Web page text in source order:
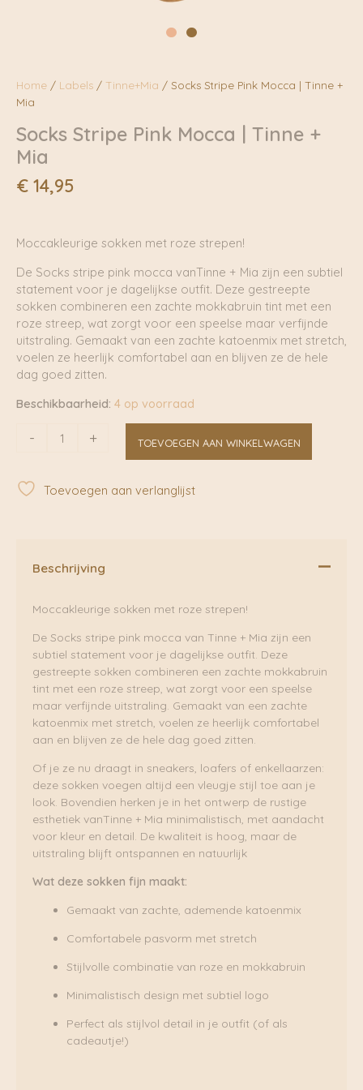
Home / Labels / Tinne+Mia / Socks Stripe Pink Mocca | Tinne +
Mia
Socks Stripe Pink Mocca | Tinne +
Mia
€ 14,95
Moccakleurige sokken met roze strepen!
De Socks stripe pink mocca vanTinne + Mia zijn een subtiel
statement voor je dagelijkse outfit. Deze gestreepte
sokken combineren een zachte mokkabruin tint met een
roze streep, wat zorgt voor een speelse maar verfijnde
uitstraling. Gemaakt van een zachte katoenmix met stretch,
voelen ze heerlijk comfortabel aan en blijven ze de hele
dag goed zitten.
Beschikbaarheid: 4 op voorraad
-
Mocca
aantal
+ TOEVOEGEN AAN WINKELWAGEN
Toevoegen aan verlanglijst
Beschrijving
Moccakleurige sokken met roze strepen!
De Socks stripe pink mocca van Tinne + Mia zijn een
subtiel statement voor je dagelijkse outfit. Deze
gestreepte sokken combineren een zachte mokkabruin
tint met een roze streep, wat zorgt voor een speelse
maar verfijnde uitstraling. Gemaakt van een zachte
katoenmix met stretch, voelen ze heerlijk comfortabel
aan en blijven ze de hele dag goed zitten.
Of je ze nu draagt in sneakers, loafers of enkellaarzen:
deze sokken voegen altijd een vleugje stijl toe aan je
look. Bovendien herken je in het ontwerp de rustige
esthetiek vanTinne + Mia minimalistisch, met aandacht
voor kleur en detail. De kwaliteit is hoog, maar de
uitstraling blijft ontspannen en natuurlijk
Wat deze sokken fijn maakt:
Gemaakt van zachte, ademende katoenmix
Comfortabele pasvorm met stretch
Stijlvolle combinatie van roze en mokkabruin
Minimalistisch design met subtiel logo
Perfect als stijlvol detail in je outfit (of als
cadeautje!)